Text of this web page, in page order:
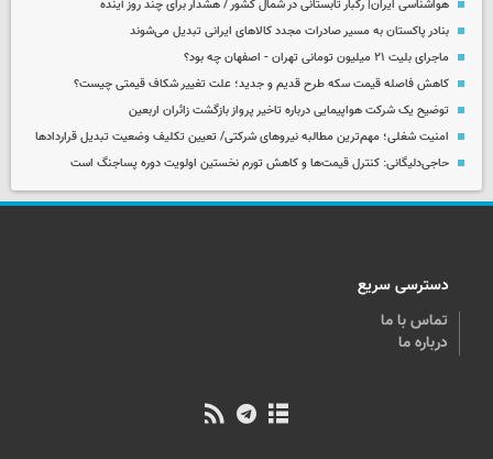
هواشناسی ایران| رگبار تابستانی در شمال کشور / هشدار برای چند روز آینده
بنادر پاکستان به مسیر صادرات مجدد کالاهای ایرانی تبدیل می‌شوند
ماجرای بلیت ۲۱ میلیون تومانی تهران - اصفهان چه بود؟
کاهش فاصله قیمت سکه طرح قدیم و جدید؛ علت تغییر شکاف قیمتی چیست؟
توضیح یک شرکت هواپیمایی درباره تاخیر پرواز بازگشت زائران اربعین
امنیت شغلی؛ مهم‌ترین مطالبه نیروهای شرکتی/ تعیین تکلیف وضعیت تبدیل قراردادها
حاجی‌دلیگانی: کنترل قیمت‌ها و کاهش تورم نخستین اولویت دوره پساجنگ است
دسترسی سریع
تماس با ما
درباره ما